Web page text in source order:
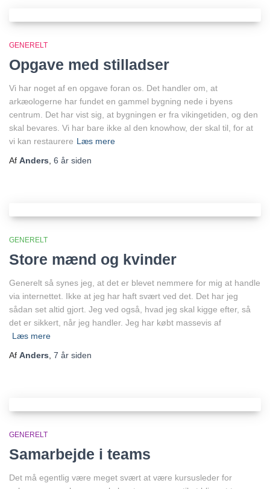
GENERELT
Opgave med stilladser
Vi har noget af en opgave foran os. Det handler om, at
arkæologerne har fundet en gammel bygning nede i byens
centrum. Det har vist sig, at bygningen er fra vikingetiden, og den
skal bevares. Vi har bare ikke al den knowhow, der skal til, for at
vi kan restaurere Læs mere
Af Anders 6 år siden
GENERELT
Store mænd og kvinder
Generelt så synes jeg, at det er blevet nemmere for mig at handle
via internettet. Ikke at jeg har haft svært ved det. Det har jeg
sådan set altid gjort. Jeg ved også, hvad jeg skal kigge efter, så
det er sikkert, når jeg handler. Jeg har købt massevis af
Læs mere
Af Anders 7 år siden
GENERELT
Samarbejde i teams
Det må egentlig være meget svært at være kursusleder for